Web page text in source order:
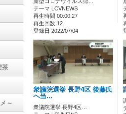
茶
～
テーマ LCVNEWS
再生時間 00:00:27
再生回数 12
登録日 2022/07/04
衆議院選挙 長野4区 後藤氏
へ当…
衆議院選挙 長野4区…